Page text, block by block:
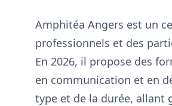
Amphitéa Angers est un
professionnels et des
En 2026, il propose des
en communication et en
type et de la durée, allant